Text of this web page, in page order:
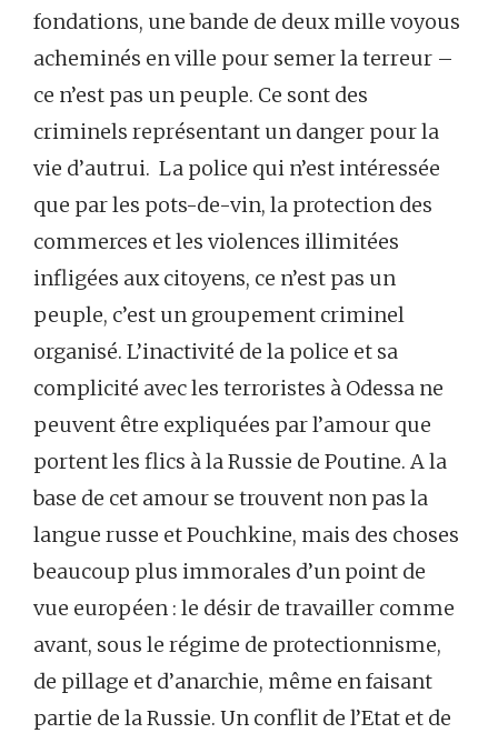
fondations, une bande de deux mille voyous
acheminés en ville pour semer la terreur –
ce n’est pas un peuple. Ce sont des
criminels représentant un danger pour la
vie d’autrui. La police qui n’est intéressée
que par les pots-de-vin, la protection des
commerces et les violences illimitées
infligées aux citoyens, ce n’est pas un
peuple, c’est un groupement criminel
organisé. L’inactivité de la police et sa
complicité avec les terroristes à Odessa ne
peuvent être expliquées par l’amour que
portent les flics à la Russie de Poutine. A la
base de cet amour se trouvent non pas la
langue russe et Pouchkine, mais des choses
beaucoup plus immorales d’un point de
vue européen : le désir de travailler comme
avant, sous le régime de protectionnisme,
de pillage et d’anarchie, même en faisant
partie de la Russie. Un conflit de l’Etat et de